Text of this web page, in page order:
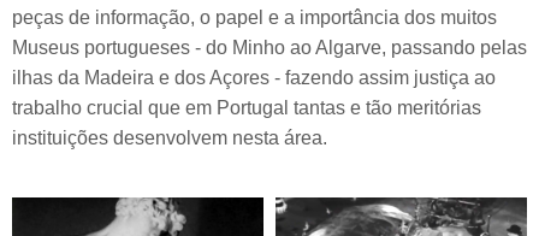
peças de informação, o papel e a importância dos muitos
Museus portugueses - do Minho ao Algarve, passando pelas
ilhas da Madeira e dos Açores - fazendo assim justiça ao
trabalho crucial que em Portugal tantas e tão meritórias
instituições desenvolvem nesta área.